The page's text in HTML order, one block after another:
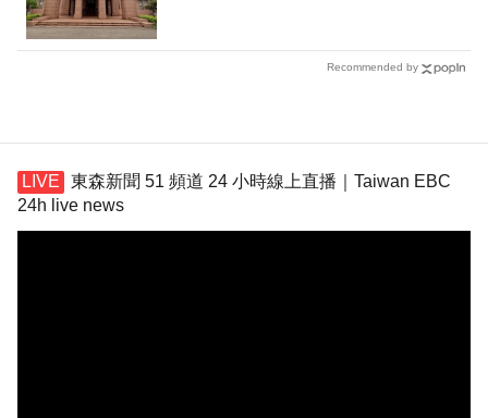
Recommended by
東森新聞 51 頻道 24 小時線上直播｜Taiwan EBC
24h live news